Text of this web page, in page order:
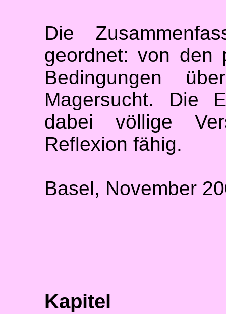
Die
geordnet: von den
Bedingungen
Magersucht. Die
dabei völlige
Reflexion fähig.
Basel, November
Kapitel